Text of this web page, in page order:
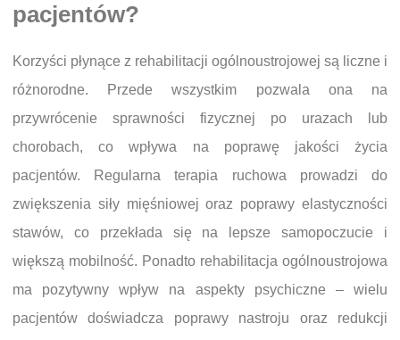
pacjentów?
Korzyści płynące z rehabilitacji ogólnoustrojowej są liczne i
różnorodne. Przede wszystkim pozwala ona na
przywrócenie sprawności fizycznej po urazach lub
chorobach, co wpływa na poprawę jakości życia
pacjentów. Regularna terapia ruchowa prowadzi do
zwiększenia siły mięśniowej oraz poprawy elastyczności
stawów, co przekłada się na lepsze samopoczucie i
większą mobilność. Ponadto rehabilitacja ogólnoustrojowa
ma pozytywny wpływ na aspekty psychiczne – wielu
pacjentów doświadcza poprawy nastroju oraz redukcji